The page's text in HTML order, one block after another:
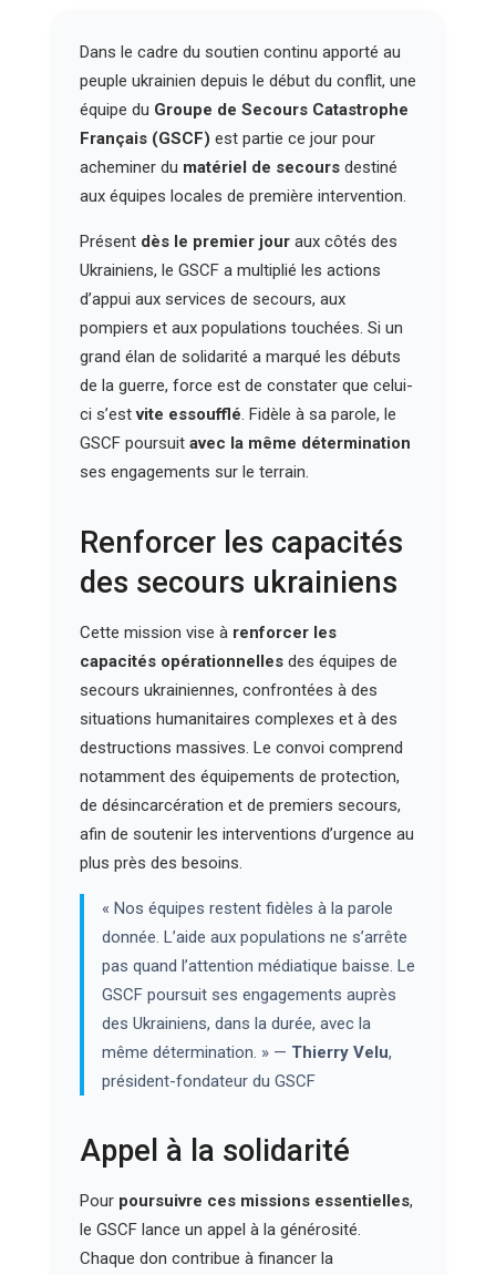
Dans le cadre du soutien continu apporté au
peuple ukrainien depuis le début du conflit, une
équipe du Groupe de Secours Catastrophe
Français (GSCF) est partie ce jour pour
acheminer du matériel de secours destiné
aux équipes locales de première intervention.
Présent dès le premier jour aux côtés des
Ukrainiens, le GSCF a multiplié les actions
d’appui aux services de secours, aux
pompiers et aux populations touchées. Si un
grand élan de solidarité a marqué les débuts
de la guerre, force est de constater que celui-
ci s’estvite essoufflé. Fidèle à sa parole, le
GSCF poursuit avec la même détermination
ses engagements sur le terrain.
Renforcer les capacités
des secours ukrainiens
Cette mission vise à renforcer les
capacités opérationnelles des équipes de
secours ukrainiennes, confrontées à des
situations humanitaires complexes et à des
destructions massives. Le convoi comprend
notamment des équipements de protection,
de désincarcération et de premiers secours,
afin de soutenir les interventions d’urgence au
plus près des besoins.
« Nos équipes restent fidèles à la parole
donnée. L’aide aux populations ne s’arrête
pas quand l’attention médiatique baisse. Le
GSCF poursuit ses engagements auprès
des Ukrainiens, dans la durée, avec la
même détermination. » — Thierry Velu,
président-fondateur du GSCF
Appel à la solidarité
Pour poursuivre ces missions essentielles,
le GSCF lance un appel à la générosité.
Chaque don contribue à financer la